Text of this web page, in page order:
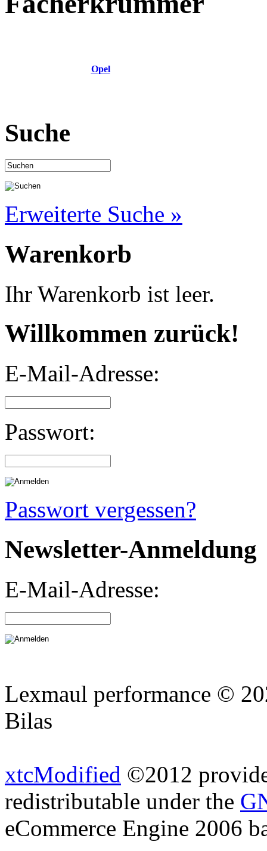
Opel
Suche
Erweiterte Suche »
Warenkorb
Ihr Warenkorb ist leer.
Willkommen zurück!
E-Mail-Adresse:
Passwort:
Passwort vergessen?
Newsletter-Anmeldung
E-Mail-Adresse:
Lexmaul performance ©
Bilas
xtcModified ©2012
redistributable under the
eCommerce Engine 2006